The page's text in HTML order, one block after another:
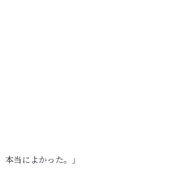
本当によかった。」